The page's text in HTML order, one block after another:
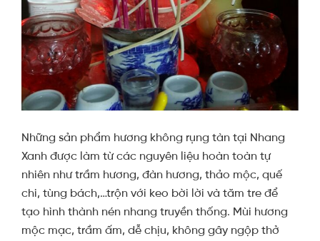
Những sản phẩm hương không rụng tàn tại Nhang
Xanh được làm từ các nguyên liệu hoàn toàn tự
nhiên như trầm hương, đàn hương, thảo mộc, quế
chi, tùng bách,…trộn với keo bời lời và tăm tre để
tạo hình thành nén nhang truyền thống. Mùi hương
mộc mạc, trầm ấm, dễ chịu, không gây ngộp thở